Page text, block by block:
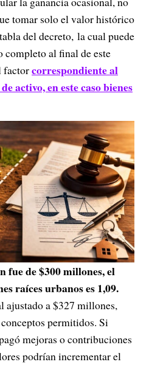
tomar solo el valor histórico
del decreto, la cual puede
completo al final de este
factorcorrespondiente al
activo, en este caso bienes
fue de $300 millones, el
raíces urbanos es 1,09.
ajustado a $327 millones,
permitidos. Si
mejoras o contribuciones
podrían incrementar el